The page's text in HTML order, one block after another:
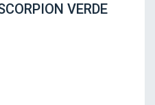
VERDE